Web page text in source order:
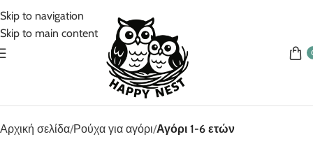
Skip to navigation
Skip to main content
Αρχική σελίδα Ρούχα για αγόρι Αγόρι 1-6 ετών
5% Επιπλέον έκπτωση για πληρωμές με κάρτα!